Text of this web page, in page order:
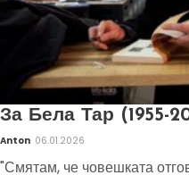
За Бела Тар (1955-
Anton 06.01.2026
"Смятам, че човешката